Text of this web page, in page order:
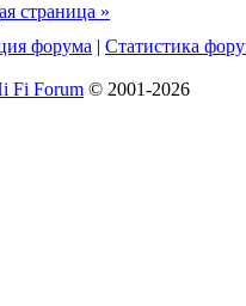
страница »
форума | Статистика
Fi Forum © 2001-2026